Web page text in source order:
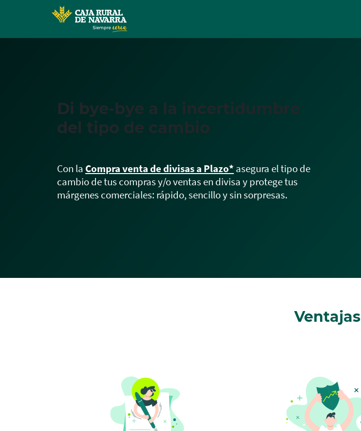
Skip
Di bye-bye a la incertidumbre
del tipo de cambio
Con la Compra venta de divisas a Plazo* asegura el tipo de
cambio de tus compras y/o ventas en divisa y protege tus
márgenes comerciales: rápido, sencillo y sin sorpresas.
Ventajas